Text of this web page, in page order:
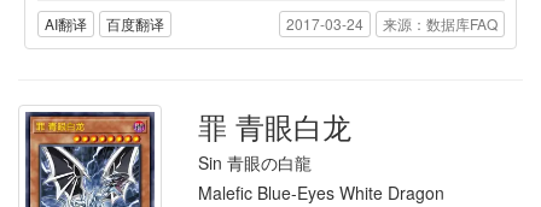
AI翻译 百度翻译 2017-03-24 来源：数据库FAQ
罪 青眼白龙
Sin 青眼の白龍
Malefic Blue-Eyes White Dragon